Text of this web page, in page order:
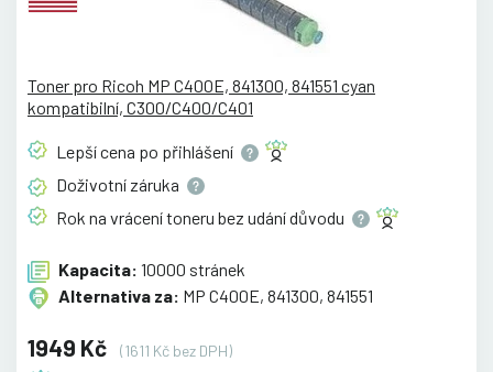
Toner pro Ricoh MP C400E, 841300, 841551 cyan
kompatibilní, C300/C400/C401
Lepší cena po přihlášení
Doživotní záruka
Rok na vrácení toneru bez udánídůvodu
Kapacita: 10000 stránek
Alternativa za: MP C400E, 841300, 841551
1949 Kč
(1611 Kč bez DPH)